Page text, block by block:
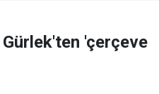
Gürlek'ten 'çerçeve